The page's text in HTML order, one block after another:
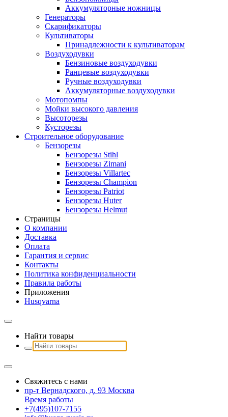
Аккумуляторные ножницы
Генераторы
Скарификаторы
Культиваторы
Принадлежности к культиваторам
Воздуходувки
Бензиновые воздуходувки
Ранцевые воздуходувки
Ручные воздуходувки
Аккумуляторные воздуходувки
Мотопомпы
Мойки высокого давления
Высоторезы
Кусторезы
Строительное оборудование
Бензорезы
Бензорезы Stihl
Бензорезы Zimani
Бензорезы Villartec
Бензорезы Champion
Бензорезы Patriot
Бензорезы Huter
Бензорезы Helmut
Страницы
О компании
Доставка
Оплата
Гарантия и сервис
Контакты
Политика конфиденциальности
Правила работы
Приложения
Husqvarna
Найти товары
Свяжитесь с нами
пр-т Вернадского, д. 93 Москва
Время работы
+7(495)107-7155